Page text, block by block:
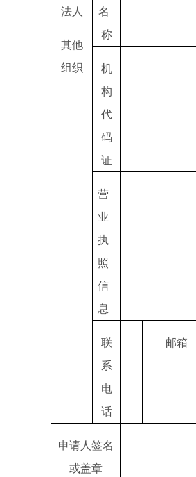
法人
其他
组织
名
称
机
构
代
码
证
营
业
执
照
信
息
联
系
电
话
邮箱
申请人签名
或盖章